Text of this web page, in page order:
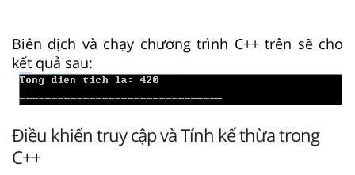
Biên dịch và chạy chương trình C++ trên sẽ cho
kết quả sau:
Điều khiển truy cập và Tính kế thừa trong
C++